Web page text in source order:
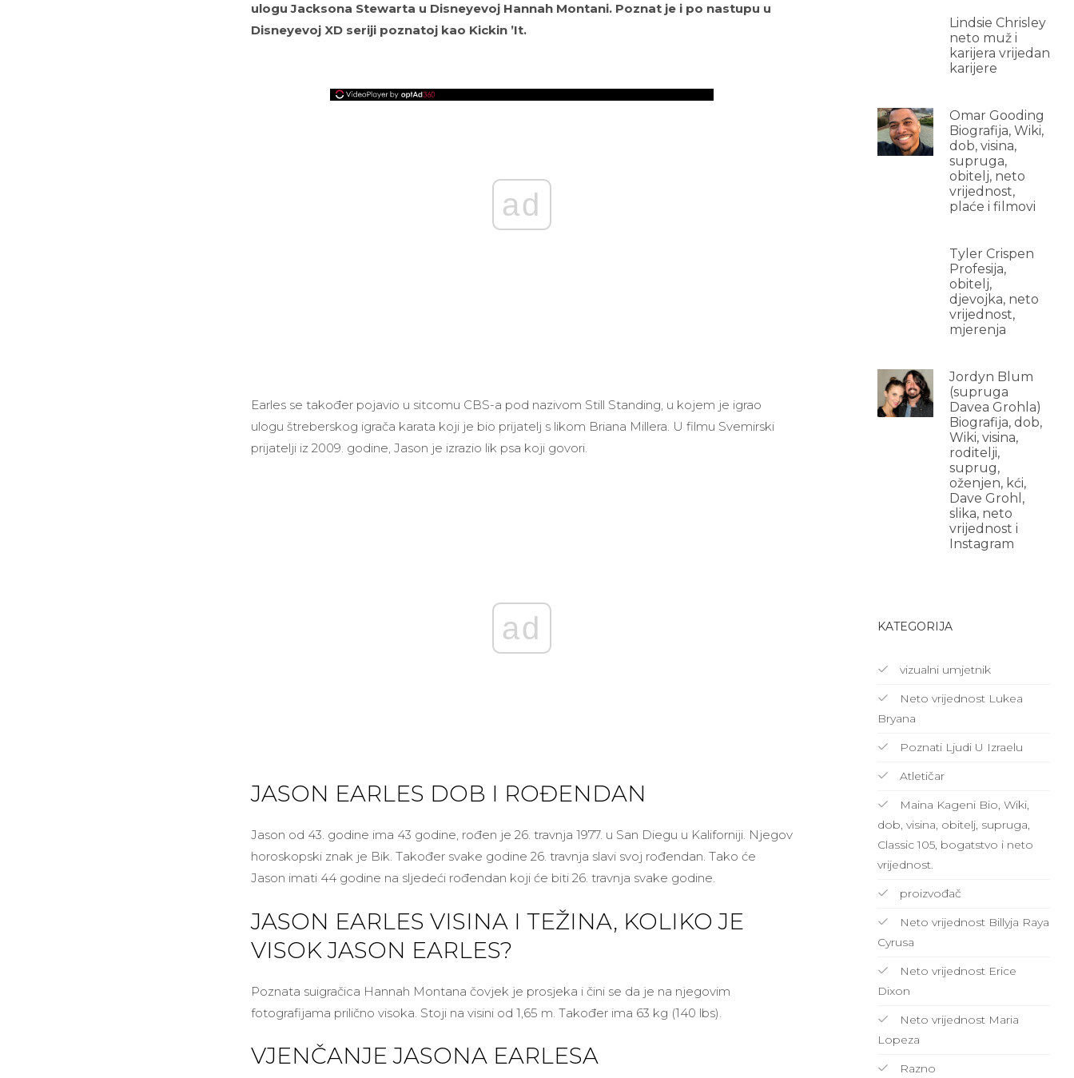
ulogu Jacksona Stewarta u Disneyevoj Hannah Montani. Poznat je i po nastupu u
Disneyevoj XD seriji poznatoj kao Kickin ’It.
ad
Earles se također pojavio u sitcomu CBS-a pod nazivom Still Standing, u kojem je igrao
ulogu štreberskog igrača karata koji je bio prijatelj s likom Briana Millera. U filmu Svemirski
prijatelji iz 2009. godine, Jason je izrazio lik psa koji govori.
ad
JASON EARLES DOB I ROĐENDAN
Jason od 43. godine ima 43 godine, rođen je 26. travnja 1977. u San Diegu u Kaliforniji. Njegov
horoskopski znak je Bik. Također svake godine 26. travnja slavi svoj rođendan. Tako će
Jason imati 44 godine na sljedeći rođendan koji će biti 26. travnja svake godine.
JASON EARLES VISINA I TEŽINA, KOLIKO JE
VISOK JASON EARLES?
Poznata suigračica Hannah Montana čovjek je prosjeka i čini se da je na njegovim
fotografijama prilično visoka. Stoji na visini od 1,65 m. Također ima 63 kg (140 lbs).
VJENČANJE JASONA EARLESA
Lindsie Chrisley
neto muž i
karijera vrijedan
karijere
Omar Gooding
Biografija, Wiki,
dob, visina,
supruga,
obitelj, neto
vrijednost,
plaće i filmovi
Tyler Crispen
Profesija,
obitelj,
djevojka, neto
vrijednost,
mjerenja
Jordyn Blum
(supruga
Davea Grohla)
Biografija, dob,
Wiki, visina,
roditelji,
suprug,
oženjen, kći,
Dave Grohl,
slika, neto
vrijednost i
Instagram
KATEGORIJA
vizualni umjetnik
Neto vrijednost Lukea
Bryana
Poznati Ljudi U Izraelu
Atletičar
Maina Kageni Bio, Wiki,
dob, visina, obitelj, supruga,
Classic 105, bogatstvo i neto
vrijednost.
proizvođač
Neto vrijednost Billyja Raya
Cyrusa
Neto vrijednost Erice
Dixon
Neto vrijednost Maria
Lopeza
Razno